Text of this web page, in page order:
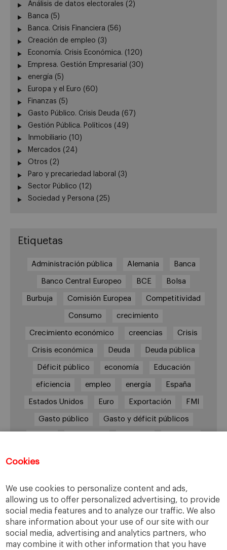
Cookies
We use cookies to personalize content and ads,
allowing us to offer personalized advertising, to provide
social media features and to analyze our traffic. We also
share information about your use of our site with our
social media, advertising and analytics partners, who
may combine it with other information that you have
Análisis de datos electorales (2)
Banca (5)
Banca. Crisis Financiera (56)
Creación de empleo (3)
Economía. Crisis Económica. (120)
Empresa. Gestión Empresarial
(30)
energía (5)
Europa y el Euro (60)
Finanzas (5)
Gasto Público. Crisis Deuda (67)
Gestión Pública. Políticos (49)
Inmobiliario (10)
Mercados (24)
Otros (2)
Paro y precariedad laboral
(3)
Sector Público (12)
Sociedad y Persona (25)
Etiquetas
Administración pública Alemania Banca
Banco Central Europeo BCE Bolsa
Burbuja Comisión Europea Competitividad
Consumo crecimiento
Crecimiento económico creencias Crisis
Crisis económica Deuda Deuda pública
Déficit público economía Educación
eficiencia empleo energía España
Estados Unidos Euro Exportación FMI
Gasto público Gasto y déficit públicos
Transparencia UE Unión Europea
Zona Euro